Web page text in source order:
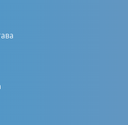
и инсульты